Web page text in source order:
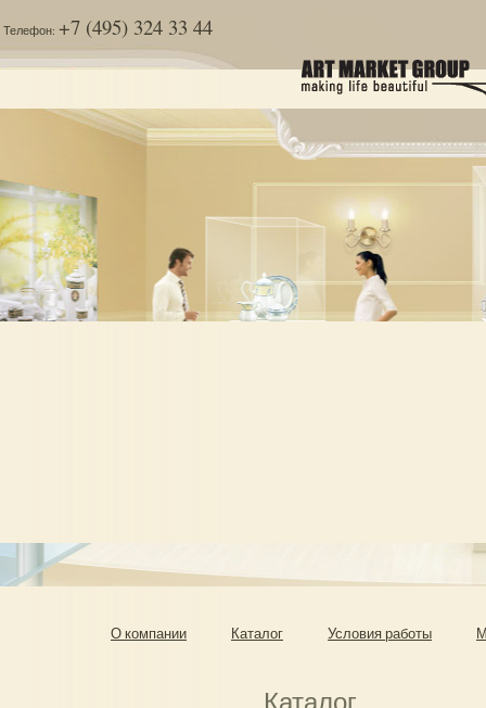
Телефон: +7 (495) 324 33 44
О компании Каталог Условия работы